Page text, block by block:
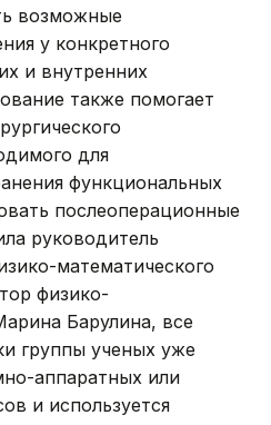
возможные
у конкретного
и внутренних
также помогает
для
функциональных
послеоперационные
руководитель
математического
физико-
Барулина, все
группы ученых уже
аппаратных или
и используется